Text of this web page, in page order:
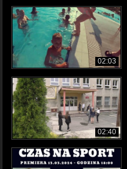
02:03
02:40